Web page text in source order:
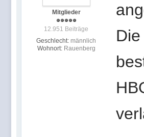
Mitglieder
12.951 Beiträge
Geschlecht: männlich
Wohnort: Rauenberg